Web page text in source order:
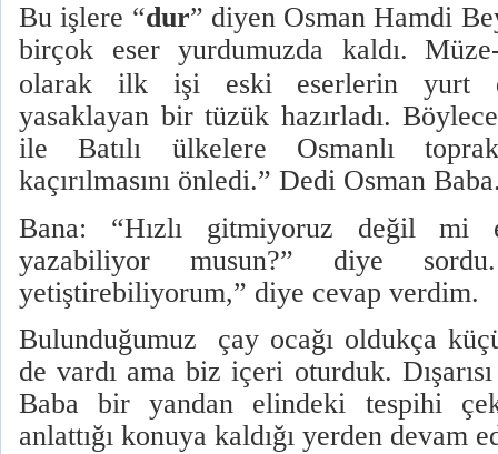
Bu işlere “dur” diyen Osman Hamdi
birçok eser yurdumuzda kaldı.
olarak ilk işi eski eserlerin yurt
yasaklayan bir tüzük hazırladı.
ile Batılı ülkelere Osmanlı
kaçırılmasını önledi.” Dedi Osman
Bana: “Hızlı gitmiyoruz değil mi
yazabiliyor musun?” diye
yetiştirebiliyorum,” diye cevap verdim.
Bulunduğumuz
çay ocağı oldukça
de vardı ama biz içeri oturduk.
Baba bir yandan elindeki tespihi
anlattığı konuya kaldığı yerden devam